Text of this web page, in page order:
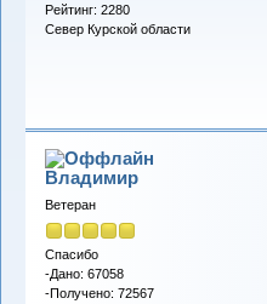
Рейтинг: 2280
Север Курской области
Владимиp
Ветеран
Спасибо
-Дано: 67058
-Получено: 72567